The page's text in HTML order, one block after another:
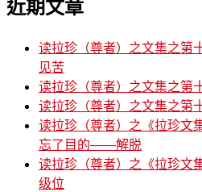
關
近期文章
读拉珍（尊者）之文集之
见苦
读拉珍（尊者）之文集之第
读拉珍（尊者）之文集之第
读拉珍（尊者）之《拉珍文
忘了目的——解脱
读拉珍（尊者）之《拉珍文
级位